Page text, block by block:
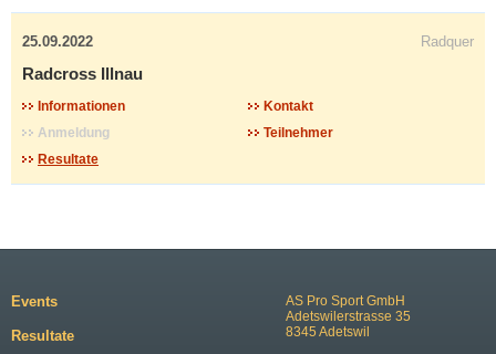
25.09.2022 Radquer
Radcross Illnau
Informationen
Kontakt
Anmeldung
Teilnehmer
Resultate
AS Pro Sport GmbH
Adetswilerstrasse 35
8345 Adetswil
Events
Resultate